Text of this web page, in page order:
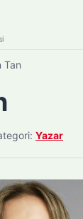
Tan
Yazar